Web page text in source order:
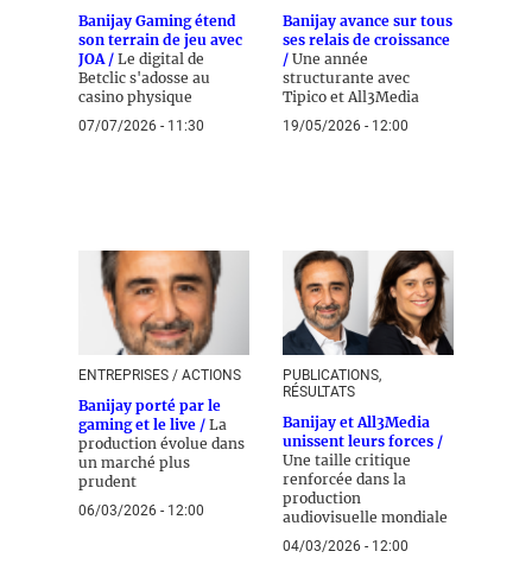
Banijay Gaming étend
son terrain de jeu avec
JOA / Le digital de
Betclic s'adosse au
casino physique
07/07/2026 - 11:30
Banijay avance sur tous
ses relais de croissance
/ Une année
structurante avec
Tipico et All3Media
19/05/2026 - 12:00
ENTREPRISES / ACTIONS
Banijay porté par le
gaming et le live / La
production évolue dans
un marché plus
prudent
06/03/2026 - 12:00
PUBLICATIONS,
RÉSULTATS
Banijay et All3Media
unissent leurs forces /
Une taille critique
renforcée dans la
production
audiovisuelle mondiale
04/03/2026 - 12:00